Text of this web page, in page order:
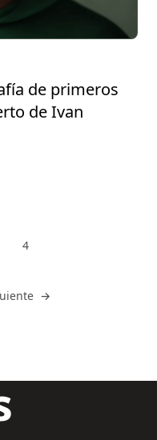
de primeros
de Ivan
página
Ver página
4
→